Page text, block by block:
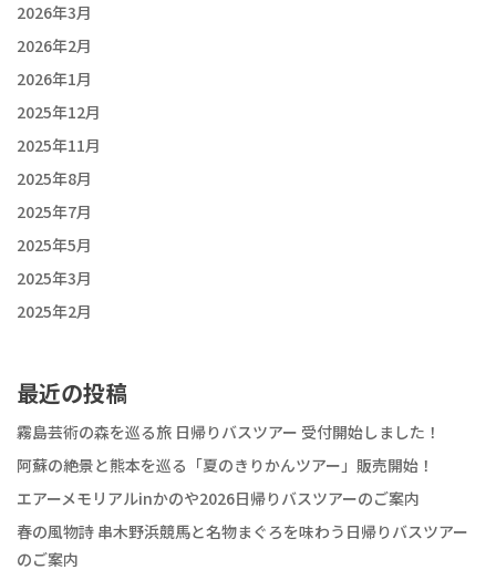
2026年3月
2026年2月
2026年1月
2025年12月
2025年11月
2025年8月
2025年7月
2025年5月
2025年3月
2025年2月
最近の投稿
霧島芸術の森を巡る旅 日帰りバスツアー 受付開始しました！
阿蘇の絶景と熊本を巡る「夏のきりかんツアー」販売開始！
エアーメモリアルinかのや2026日帰りバスツアーのご案内
春の風物詩 串木野浜競馬と名物まぐろを味わう日帰りバスツアー
のご案内